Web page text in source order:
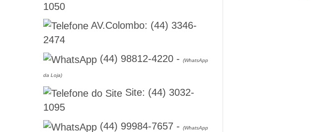
1050
AV.Colombo: (44) 3346-
2474
(44) 98812-4220 - (WhatsApp
da Loja)
Site: (44) 3032-
1095
(44) 99984-7657 - (WhatsApp